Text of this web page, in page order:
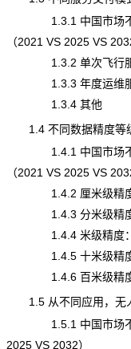
1.3.1 中国市场不同
（2021 VS 2025 VS
1.3.2 单次飞行
1.3.3 年度运维
1.3.4 其他
1.4 不同数据精度等
1.4.1 中国市场不同
（2021 VS 2025 VS
1.4.2 厘米级精度
1.4.3 分米级精度
1.4.4 米级精度：
1.4.5 十米级精度
1.4.6 百米级精度
1.5 从不同应用，无
1.5.1 中国市场不同
2025 VS 2032）